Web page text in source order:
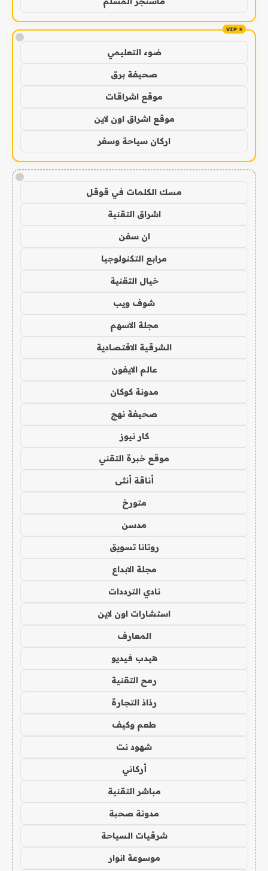
!
ضوء التعليمي
صحيفة برق
موقع اشراقات
موقع اشراق اون لاين
اركان سياحة وسفر
!
مسك الكلمات في قوقل
اشراق التقنية
ان سفن
مرابع التكنولوجيا
خيال التقنية
شوف ويب
مجلة الاسهم
الشرقية الاقتصادية
عالم الايفون
مدونة كوكان
صحيفة نهج
كار نيوز
موقع خبرة التقني
أناقة أنثى
متورخ
مدسن
روتانا تسويق
مجلة الابداع
نادي الترددات
استشارات اون لاين
المعارف
هيدب فيديو
رمح التقنية
رذاذ التجارة
طعم وكيف
شهود نت
أركاني
مباشر التقنية
مدونة صحبة
شرقيات السياحة
موسوعة انوار